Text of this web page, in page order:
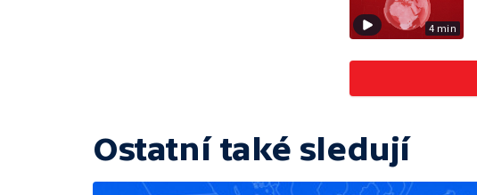
4 min
Ostatní také sledují